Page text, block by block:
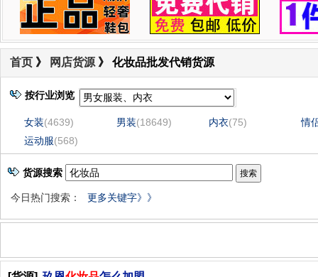
首页 》 网店货源 》 化妆品批发代销货源
按行业浏览
女装(4639) 男装(18649) 内衣(75)
情
运动服(568)
货源搜索
今日热门搜索： 更多关键字》》